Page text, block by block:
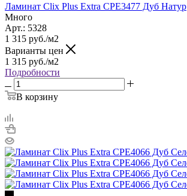
Ламинат Clix Plus Extra CPE3477 Дуб Натур
Много
Арт.: 5328
1 315 руб./м2
Варианты цен
1 315 руб./м2
Подробности
В корзину